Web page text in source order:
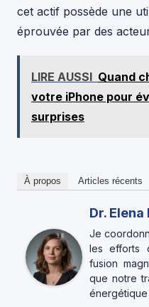
cet actif possède une
éprouvée par des
LIRE AUSSI Quand
votre iPhone pour
surprises
À propos Articles récents
Dr.
Je
les efforts
fusion
que notre